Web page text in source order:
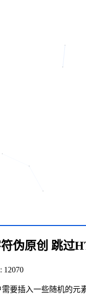
伪原创 跳过
12070
要插入一些随机的